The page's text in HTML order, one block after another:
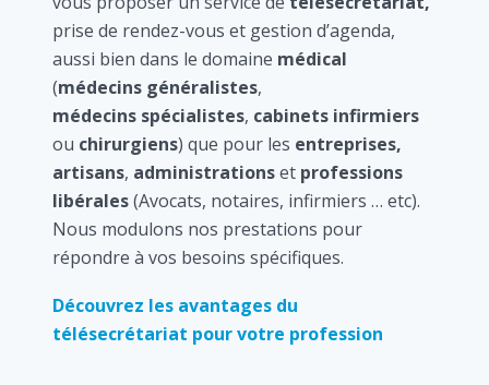
prise de rendez-vous et gestion d’agenda,
aussi bien dans le domaine médical
(médecins généralistes,
médecins spécialistes, cabinets infirmiers
ou chirurgiens) que pour les entreprises,
artisans, administrationset professions
libérales(Avocats, notaires, infirmiers … etc).
Nous modulons nos prestations pour
répondre à vos besoins spécifiques.
Découvrez les avantages du
télésecrétariat pour votre profession